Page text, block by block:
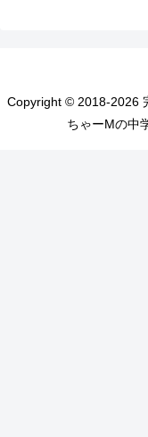
Copyright © 2018-2026
ちゃーMの中